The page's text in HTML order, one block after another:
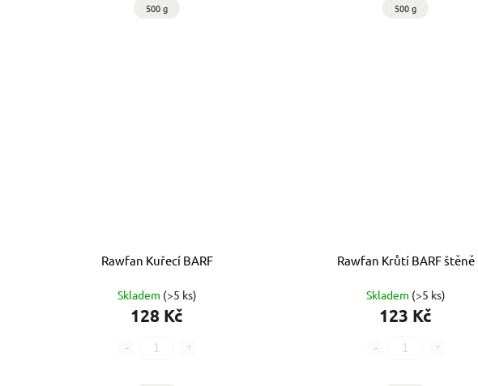
500 g 500 g
Rawfan Kuřecí BARF
Skladem (>5 ks)
128 Kč
Rawfan Krůtí BARF štěně
Skladem (>5 ks)
123 Kč